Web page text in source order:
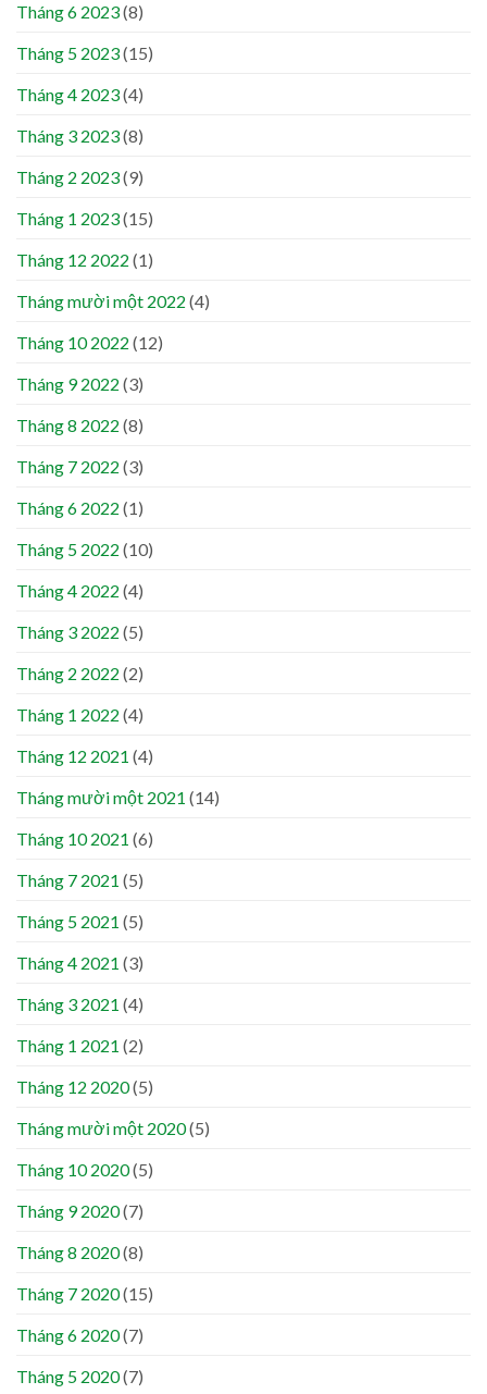
Tháng 6 2023(8)
Tháng 5 2023(15)
Tháng 4 2023(4)
Tháng 3 2023(8)
Tháng 2 2023(9)
Tháng 1 2023(15)
Tháng 12 2022 (1)
Tháng mười một 2022 (4)
Tháng 10 2022 (12)
Tháng 9 2022 (3)
Tháng 8 2022 (8)
Tháng 7 2022 (3)
Tháng 6 2022 (1)
Tháng 5 2022 (10)
Tháng 4 2022 (4)
Tháng 3 2022 (5)
Tháng 2 2022 (2)
Tháng 1 2022 (4)
Tháng 12 2021 (4)
Tháng mười một 2021 (14)
Tháng 10 2021 (6)
Tháng 7 2021 (5)
Tháng 5 2021 (5)
Tháng 4 2021 (3)
Tháng 3 2021 (4)
Tháng 1 2021 (2)
Tháng 12 2020(5)
Tháng mười một 2020(5)
Tháng 10 2020(5)
Tháng 9 2020(7)
Tháng 8 2020(8)
Tháng 7 2020(15)
Tháng 6 2020(7)
Tháng 5 2020(7)